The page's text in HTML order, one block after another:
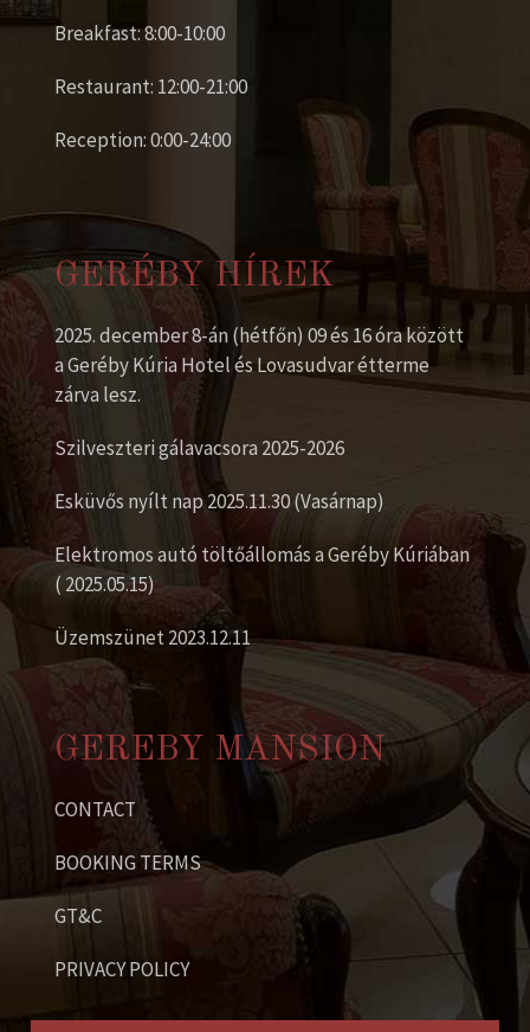
Breakfast: 8:00-10:00
Restaurant: 12:00-21:00
Reception: 0:00-24:00
GERÉBY HÍREK
2025. december 8-án (hétfőn) 09 és 16 óra között
a Geréby Kúria Hotel és Lovasudvar étterme
zárva lesz.
Szilveszteri gálavacsora 2025-2026
Esküvős nyílt nap 2025.11.30 (Vasárnap)
Elektromos autó töltőállomás a Geréby Kúriában
( 2025.05.15)
Üzemszünet 2023.12.11
GEREBY MANSION
CONTACT
BOOKING TERMS
GT&C
PRIVACY POLICY